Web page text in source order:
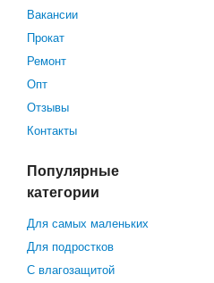
Вакансии
Прокат
Ремонт
Опт
Отзывы
Контакты
Популярные
категории
Для самых маленьких
Для подростков
С влагозащитой